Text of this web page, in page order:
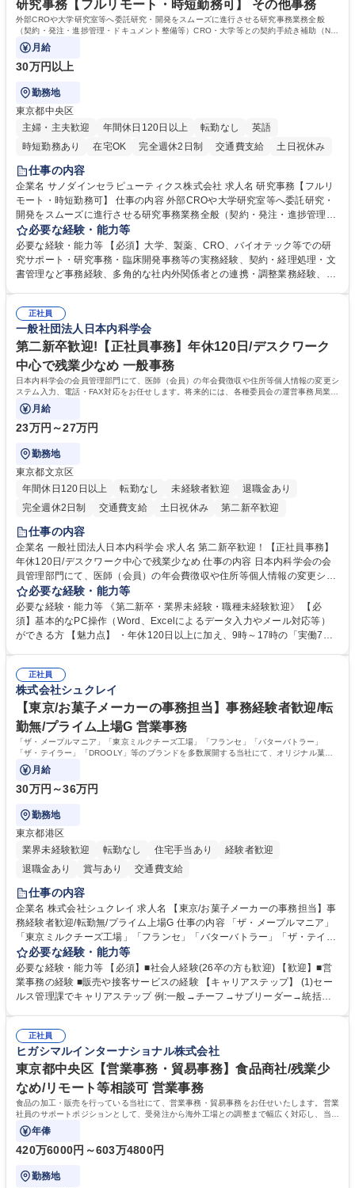
研究事務【フルリモート・時短勤務可】 その他事務
外部CROや大学研究室等へ委託研究・開発をスムーズに進行させる研究事務業務全般
（契約・発注・進捗管理・ドキュメント整備等）CRO・大学等との契約手続き補助（ND
A・委託・共同研究契約等の進行・記録管理）
月給
30万円以上
勤務地
東京都中央区
主婦・主夫歓迎
年間休日120日以上 転勤なし
英語
時短勤務あり
在宅OK 完全週休2日制 交通費支給 土日祝休み
仕事の内容
企業名 サノダインセラピューティクス株式会社 求人名 研究事務【フルリ
モート・時短勤務可】 仕事の内容 外部CROや大学研究室等へ委託研究・
開発をスムーズに進行させる研究事務業務全般（契約・発注・進捗管理・
ドキュメント整備等）CRO・大学等との契約手続き補助（NDA・委託・
共同研究契約等の進行・記録管理） ■見積取得、発注、検収、請求処理等
の事務手続き ■委託先との定例会議の調整・アジェンダ準備・議事録作成
■研究報告書、試験関連資料、SOP等の整備・版管理・保管 ■研究開発の
他研究開発に関わる総務・庶務 募集職種 研究事務【フルリモート・時短
勤務可】
必要な経験・能力等
必要な経験・能力等 【必須】大学、製薬、CRO、バイオテック等での研
究サポート・研究事務・臨床開発事務等の実務経験、契約・経理処理・文
書管理など事務経験、多角的な社内外関係者との連携・調整業務経験、基
ル対応力 【働き方について】フルリモートやハイブリッド勤務、時短勤務
など個々のライフスタイルに応じた柔軟な働き方が可能です。育児や介護
との両立も応援します。 学歴・資格 学歴：大学院 大学 語学力： 資格：
正社員
一般社団法人日本内科学会
第二新卒歓迎!【正社員事務】年休120日/デスクワーク
中心で残業少なめ 一般事務
日本内科学会の会員管理部門にて、医師（会員）の年会費徴収や住所等個人情報の変更シ
ステム入力、電話・FAX対応をお任せします。将来的には、各種委員会の運営事務局業務
などにも幅広く携わっていただきます。
月給
23万円～27万円
勤務地
東京都文京区
年間休日120日以上
転勤なし 未経験者歓迎
退職金あり
完全週休2日制
交通費支給 土日祝休み 第二新卒歓迎
仕事の内容
企業名 一般社団法人日本内科学会 求人名 第二新卒歓迎！【正社員事務】
年休120日/デスクワーク中心で残業少なめ 仕事の内容 日本内科学会の会
員管理部門にて、医師（会員）の年会費徴収や住所等個人情報の変更シス
テム入力、電話・FAX対応をお任せします。将来的には、各種委員会の運
営事務局業務などにも幅広く携わっていただきます。 【会員管理・データ
入力業務】 ・医師（会員）の住所変更、個人情報のシステム登録・更新
・年会費の徴収管理や入金データの照合確認 【問い合わせ対応】 ・会員
年休120日/デスクワーク中心で残業少なめ
必要な経験・能力等
必要な経験・能力等 《第二新卒・業界未経験・職種未経験歓迎》 【必
須】基本的なPC操作（Word、Excelによるデータ入力やメール対応等）
ができる方 【魅力点】 ・年休120日以上に加え、9時～17時の「実働7時
整、資料作成、当日の運営サポート 学歴・資格 学歴：大学院 大学 語学
力： 資格：
正社員
株式会社シュクレイ
【東京/お菓子メーカーの事務担当】事務経験者歓迎/転
勤無/プライム上場G 営業事務
「ザ・メープルマニア」「東京ミルクチーズ工場」「フランセ」「バターバトラー」
「ザ・テイラー」「DROOLY」等のブランドを多数展開する当社にて、オリジナル菓子
ブランド商品の事務業務をお任せいたします。
月給
30万円～36万円
勤務地
東京都港区
業界未経験歓迎
転勤なし 住宅手当あり
経験者歓迎
退職金あり
賞与あり 交通費支給
仕事の内容
企業名 株式会社シュクレイ 求人名 【東京/お菓子メーカーの事務担当】事
務経験者歓迎/転勤無/プライム上場G 仕事の内容 「ザ・メープルマニア」
「東京ミルクチーズ工場」「フランセ」「バターバトラー」「ザ・テイラ
ー」「DROOLY」等のブランドを多数展開する当社にて、オリジナル菓子
ブランド商品の事務業務をお任せいたします。 【具体的な業務内容】 ■店
舗からの発注受付/PC入力業務 ■受電対応(社内/社外) ■商品のマスター登
録 ■日々の売上抽出・報告 ■提携企業への書類送付業務 ■契約書管理業務
必要な経験・能力等
必要な経験・能力等 【必須】■社会人経験(26卒の方も歓迎) 【歓迎】■営
業事務の経験 ■販売や接客サービスの経験 【キャリアステップ】 (1)セー
ルス管理課でキャリアステップ 例:一般→チーフ→サブリーダー→統括リ
や個別面談を通してご自身のキャリアと向き合っていただき、会社として
もバックアップしていきます。 学歴・資格 学歴：大学院 大学 高専 短大
専修学校 高校 語学力： 資格：
正社員
ヒガシマルインターナショナル株式会社
東京都中央区【営業事務・貿易事務】食品商社/残業少
なめ/リモート等相談可 営業事務
食品の加工・販売を行っている当社にて、営業事務・貿易事務をお任せいたします。営業
社員のサポートポジションとして、受発注から海外工場との調整まで幅広く対応し、当社
事業の根幹を支えていただきます。
年俸
420万6000円～603万4800円
勤務地